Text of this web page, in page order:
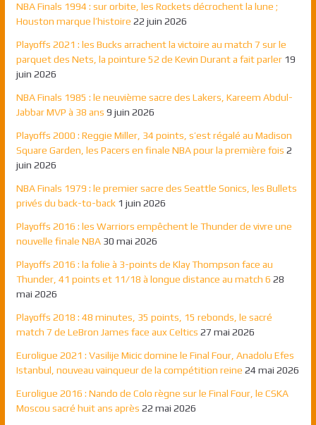
NBA Finals 1994 : sur orbite, les Rockets décrochent la lune ;
Houston marque l’histoire 22 juin 2026
Playoffs 2021 : les Bucks arrachent la victoire au match 7 sur le
parquet des Nets, la pointure 52 de Kevin Durant a fait parler 19
juin 2026
NBA Finals 1985 : le neuvième sacre des Lakers, Kareem Abdul-
Jabbar MVP à 38 ans 9 juin 2026
Playoffs 2000 : Reggie Miller, 34 points, s’est régalé au Madison
Square Garden, les Pacers en finale NBA pour la première fois 2
juin 2026
NBA Finals 1979 : le premier sacre des Seattle Sonics, les Bullets
privés du back-to-back 1 juin 2026
Playoffs 2016 : les Warriors empêchent le Thunder de vivre une
nouvelle finale NBA 30 mai 2026
Playoffs 2016 : la folie à 3-points de Klay Thompson face au
Thunder, 41 points et 11/18 à longue distance au match 6 28
mai 2026
Playoffs 2018 : 48 minutes, 35 points, 15 rebonds, le sacré
match 7 de LeBron James face aux Celtics 27 mai 2026
Euroligue 2021 : Vasilije Micic domine le Final Four, Anadolu Efes
Istanbul, nouveau vainqueur de la compétition reine 24 mai 2026
Euroligue 2016 : Nando de Colo règne sur le Final Four, le CSKA
Moscou sacré huit ans après 22 mai 2026